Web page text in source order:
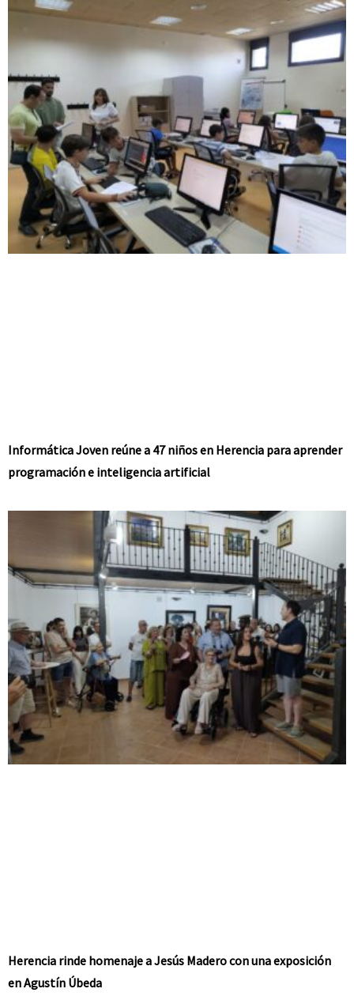
Informática Joven reúne a 47 niños en Herencia para aprender
programación e inteligencia artificial
Herencia rinde homenaje a Jesús Madero con una exposición
en Agustín Úbeda